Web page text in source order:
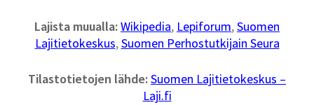
Lajista muualla:Wikipedia, Lepiforum,Suomen
Lajitietokeskus,Suomen Perhostutkijain Seura
Tilastotietojen lähde:Suomen Lajitietokeskus –
Laji.fi